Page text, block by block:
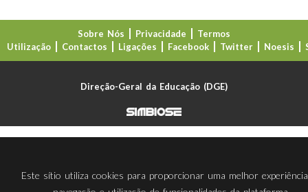
Sobre Nós Privacidade
Termos
Utilização
Contactos Ligações Facebook Twitter Noesis
Direção-Geral da Educação (DGE)
Este sítio utiliza cookies para proporcionar uma melhor